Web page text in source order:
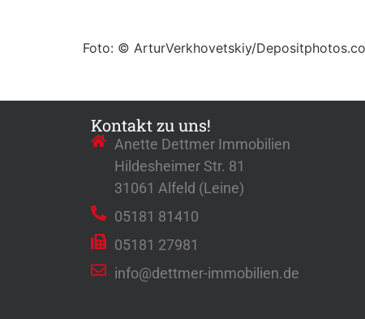
Foto: © ArturVerkhovetskiy/
Kontakt zu uns!
Anette Dettmer Immobilien
Hildesheimer Str. 81
31061 Alfeld (Leine)
05181 81410
05181 27981
info@dettmer-immobilien.de